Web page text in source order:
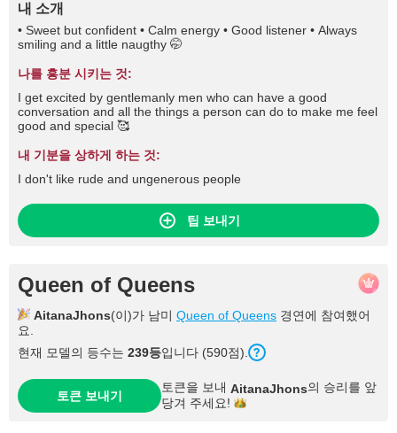
내 소개
• Sweet but confident • Calm energy • Good listener • Always
smiling and a little naugthy 🤭
나를 흥분 시키는 것:
I get excited by gentlemanly men who can have a good
conversation and all the things a person can do to make me feel
good and special 🥰
내 기분을 상하게 하는 것:
I don't like rude and ungenerous people
팁 보내기
Queen of Queens
AitanaJhons(이)가 남미 Queen of Queens 경연에 참여했어
요.
현재 모델의 등수는 239등입니다 (590점).
토큰 보내기
토큰을 보내 AitanaJhons의 승리를 앞
당겨 주세요!